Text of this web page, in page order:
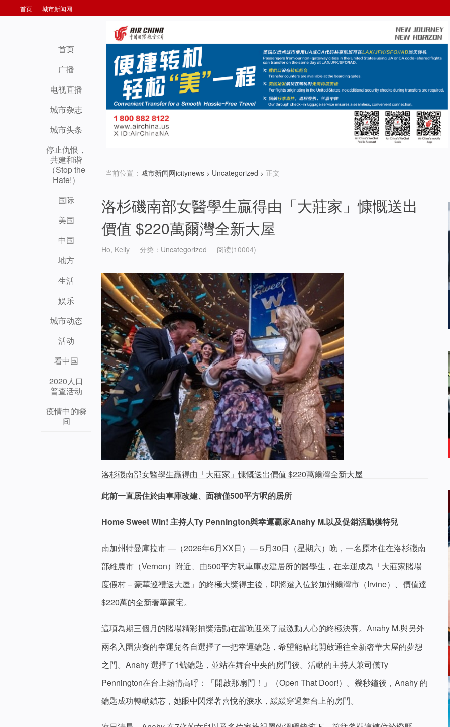
首页 城市新闻网
当前位置： 城市新闻网icitynews > Uncategorized > 正文
首页
广播
电视直播
城市杂志
城市头条
停止仇恨，
共建和谐
（Stop the
Hate!）
国际
美国
中国
地方
生活
娱乐
城市动态
活动
看中国
2020人口
普查活动
疫情中的瞬
间
洛杉磯南部女醫學生贏得由「大莊家」慷慨送出
價值 $220萬爾灣全新大屋
Ho, Kelly 分类： Uncategorized 阅读(10004)
洛杉磯南部女醫學生贏得由「大莊家」慷慨送出價值 $220萬爾灣全新大屋
此前一直居住於由車庫改建、面積僅500平方呎的居所
Home Sweet Win! 主持人Ty Pennington與幸運贏家Anahy M.以及促銷活動模特兒
南加州特曼庫拉市 —（2026年6月XX日）— 5月30日（星期六）晚，一名原本住在洛杉磯南
部維農市（Vernon）附近、由500平方呎車庫改建居所的醫學生，在幸運成為「大莊家賭場
度假村 – 豪華巡禮送大屋」的終極大獎得主後，即將遷入位於加州爾灣市（Irvine）、價值達
$220萬的全新奢華豪宅。
這項為期三個月的賭場精彩抽獎活動在當晚迎來了最激動人心的終極決賽。Anahy M.與另外
兩名入圍決賽的幸運兒各自選擇了一把幸運鑰匙，希望能藉此開啟通往全新奢華大屋的夢想
之門。Anahy 選擇了1號鑰匙，並站在舞台中央的房門後。活動的主持人兼司儀Ty
Pennington在台上熱情高呼：「開啟那扇門！」（Open That Door!）。幾秒鐘後，Anahy 的
鑰匙成功轉動鎖芯，她眼中閃爍著喜悅的淚水，緩緩穿過舞台上的房門。